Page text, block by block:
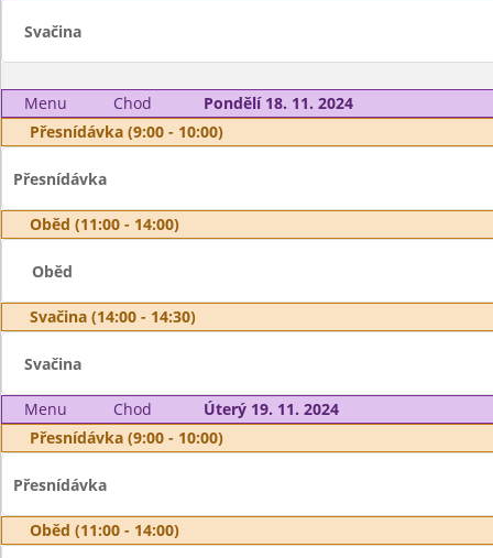
Svačina
Menu Chod
Pondělí 18. 11. 2024
Přesnídávka (9:00 - 10:00)
Přesnídávka
Oběd (11:00 - 14:00)
Oběd
Svačina (14:00 - 14:30)
Svačina
Menu Chod
Úterý 19. 11. 2024
Přesnídávka (9:00 - 10:00)
Přesnídávka
Oběd (11:00 - 14:00)